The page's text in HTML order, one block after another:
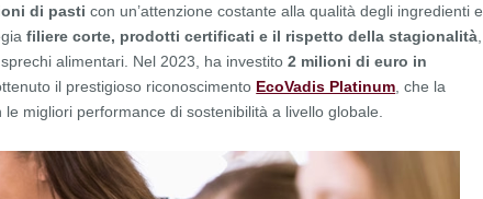
di pasti con un’attenzione costante alla qualità degli ingredienti e
filiere corte, prodotti certificati e il rispetto della stagionalità
alimentari. Nel 2023, ha investito2 milioni di euro in
il prestigioso riconoscimento EcoVadis Platinum , che la
migliori performance di sostenibilità a livello globale.